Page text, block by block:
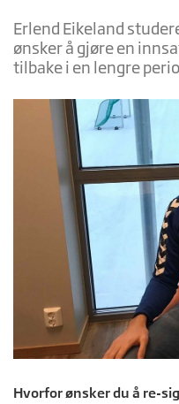
Erlend Eikeland
ønsker å gjøre en
tilbake i en lengre
Hvorfor ønsker du å re-